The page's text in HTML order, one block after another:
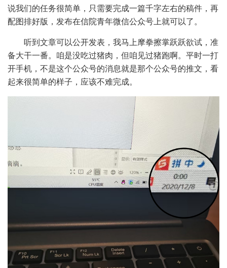
说我们的任务很简单，只需要完成一篇千字左右的稿件，再
配图排好版，发布在信院青年微信公众号上就可以了。
听到文章可以公开发表，我马上摩拳擦掌跃跃欲试，准
备大干一番。咱是没吃过猪肉，但咱见过猪跑啊。平时一打
开手机，不是这个公众号的消息就是那个公众号的推文，看
起来很简单的样子，应该不难完成。